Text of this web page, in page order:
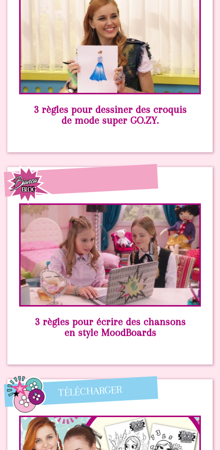
3 règles pour dessiner des croquis
de mode super GO.ZY.
3 règles pour écrire des chansons
en style MoodBoards
TÉLÉCHARGER